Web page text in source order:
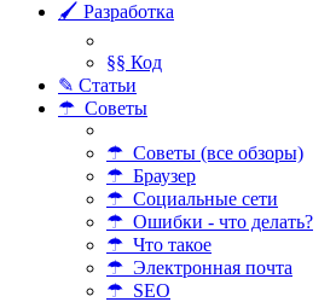
🖌 Разработка
§§ Код
✎ Статьи
☂ Советы
☂ Советы (все обзоры)
☂ Браузер
☂ Социальные сети
☂ Ошибки - что делать?
☂ Что такое
☂ Электронная почта
☂ SEO